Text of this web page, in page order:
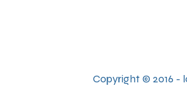
Copyright © 2016 -